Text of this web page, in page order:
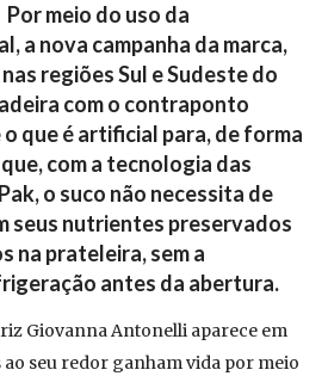
meio do uso da
a nova campanha da marca,
regiões Sul e Sudeste do
com o contraponto
o que é artificial para, de forma
com a tecnologia das
o suco não necessita de
seus nutrientes preservados
na prateleira, sem a
antes da abertura.
Giovanna Antonelli aparece em
seu redor ganham vida por meio